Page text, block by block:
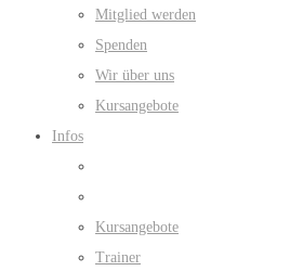
Mitglied werden
Spenden
Wir über uns
Kursangebote
Infos
Kursangebote
Trainer